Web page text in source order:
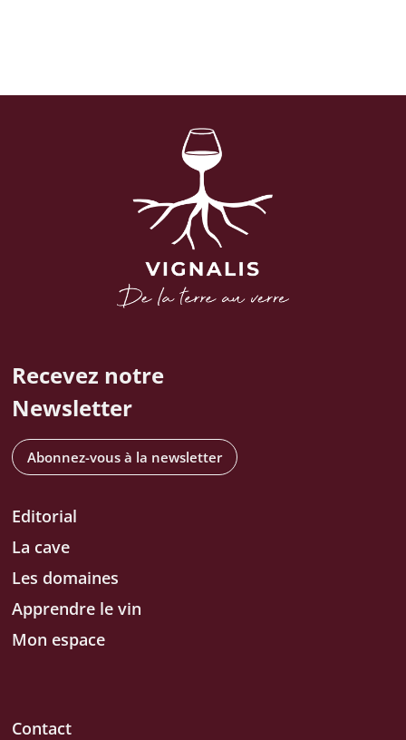
Recevez notre
Newsletter
Abonnez-vous à la newsletter
Editorial
La cave
Les domaines
Apprendre le vin
Mon espace
Contact